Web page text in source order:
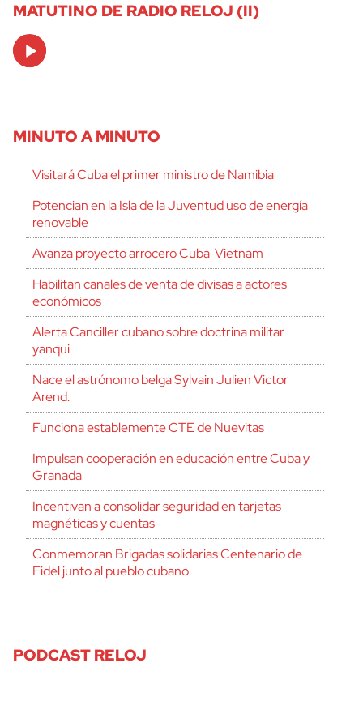
MATUTINO DE RADIO RELOJ (II)
Audio
Player
MINUTO A MINUTO
Visitará Cuba el primer ministro de Namibia
Potencian en la Isla de la Juventud uso de energía
renovable
Avanza proyecto arrocero Cuba-Vietnam
Habilitan canales de venta de divisas a actores
económicos
Alerta Canciller cubano sobre doctrina militar
yanqui
Nace el astrónomo belga Sylvain Julien Victor
Arend.
Funciona establemente CTE de Nuevitas
Impulsan cooperación en educación entre Cuba y
Granada
Incentivan a consolidar seguridad en tarjetas
magnéticas y cuentas
Conmemoran Brigadas solidarias Centenario de
Fidel junto al pueblo cubano
PODCAST RELOJ